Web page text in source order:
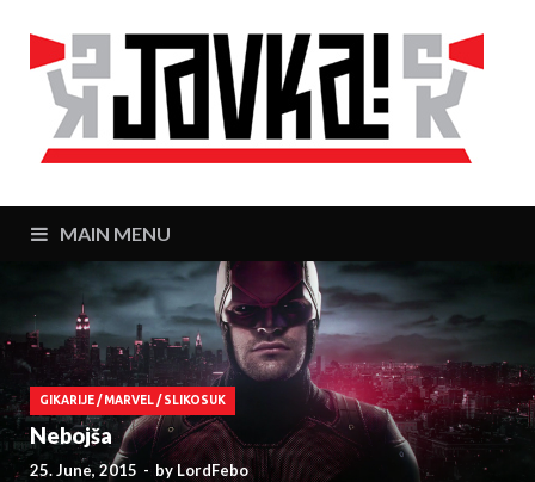
MAIN MENU
GIKARIJE/MARVEL/SLIKOSUK
Nebojša
25. June, 2015 - byLordFebo